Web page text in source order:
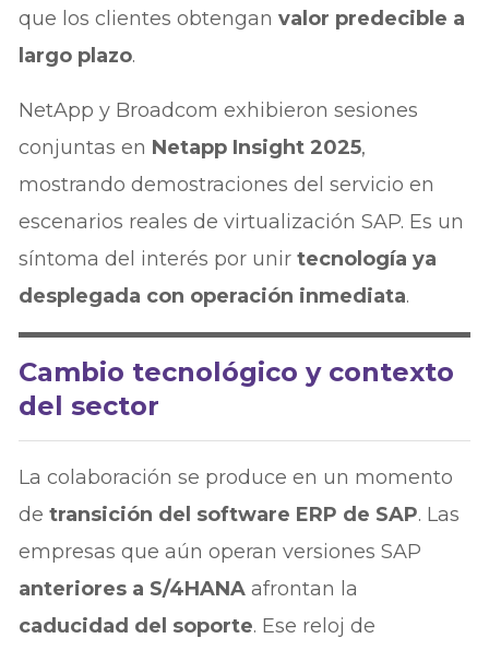
que los clientes obtenganvalor predecible a
largo plazo.
NetApp y Broadcom exhibieron sesiones
conjuntas en Netapp Insight 2025,
mostrando demostraciones del servicio en
escenarios reales de virtualización SAP. Es un
síntoma del interés por unirtecnología ya
desplegada con operación inmediata.
Cambio tecnológico y contexto
del sector
La colaboración se produce en un momento
detransición del software ERP de SAP. Las
empresas que aún operan versiones SAP
anteriores a S/4HANA afrontan la
caducidad del soporte. Ese reloj de